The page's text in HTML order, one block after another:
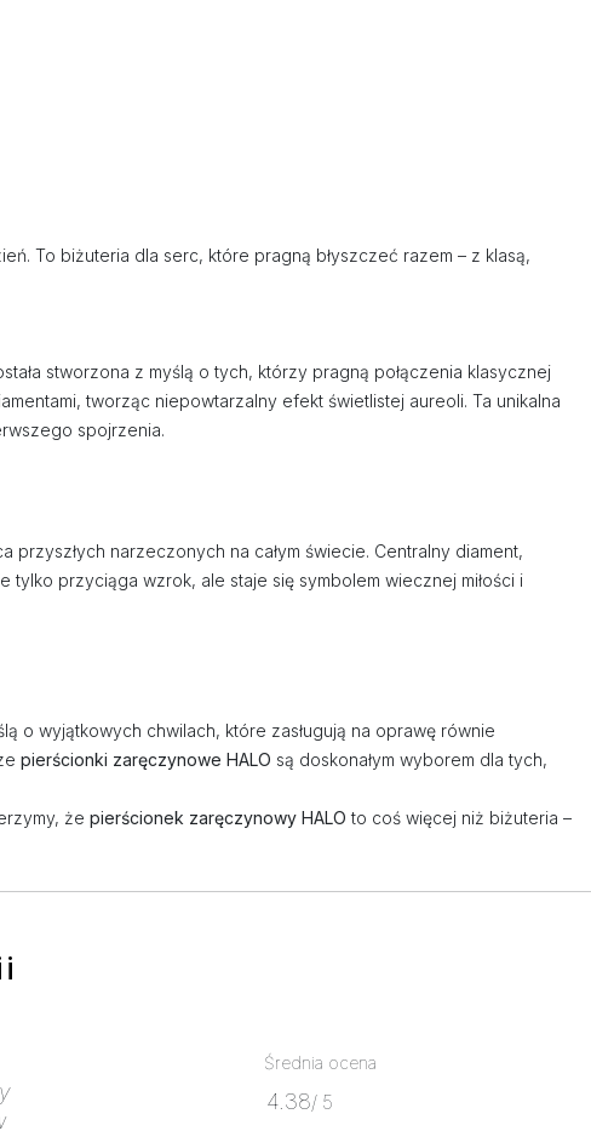
To biżuteria dla serc, które pragną błyszczeć razem – z klasą,
stworzona z myślą o tych, którzy pragną połączenia klasycznej
tworząc niepowtarzalny efekt świetlistej aureoli. Ta unikalna
spojrzenia.
narzeczonych na całym świecie. Centralny diament,
przyciąga wzrok, ale staje się symbolem wiecznej miłości i
o wyjątkowych chwilach, które zasługują na oprawę równie
pierścionki zaręczynowe HALO są doskonałym wyborem dla tych,
że pierścionek zaręczynowy HALO to coś więcej niż biżuteria –
Średnia ocena
4.38/ 5